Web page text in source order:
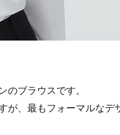
のブラウスです。
が、最もフォーマルなデ